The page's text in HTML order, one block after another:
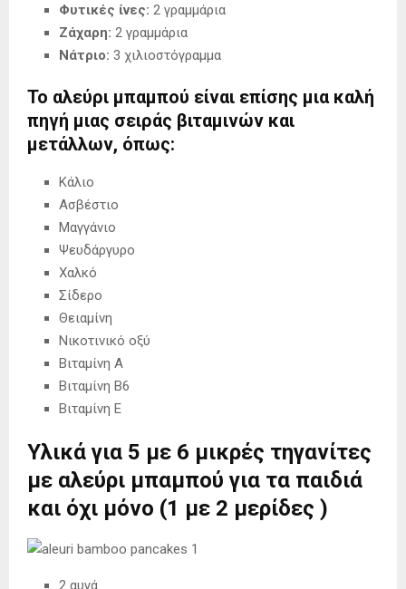
Φυτικές ίνες: 2 γραμμάρια
Ζάχαρη: 2 γραμμάρια
Νάτριο: 3 χιλιοστόγραμμα
Το αλεύρι μπαμπού είναι επίσης μια καλή
πηγή μιας σειράς βιταμινών και
μετάλλων, όπως:
Κάλιο
Ασβέστιο
Μαγγάνιο
Ψευδάργυρο
Χαλκό
Σίδερο
Θειαμίνη
Νικοτινικό οξύ
Βιταμίνη Α
Βιταμίνη Β6
Βιταμίνη Ε
Υλικά για 5 με 6 μικρές τηγανίτες
με αλεύρι μπαμπού για τα παιδιά
και όχι μόνο (1 με 2 μερίδες )
2 αυγά